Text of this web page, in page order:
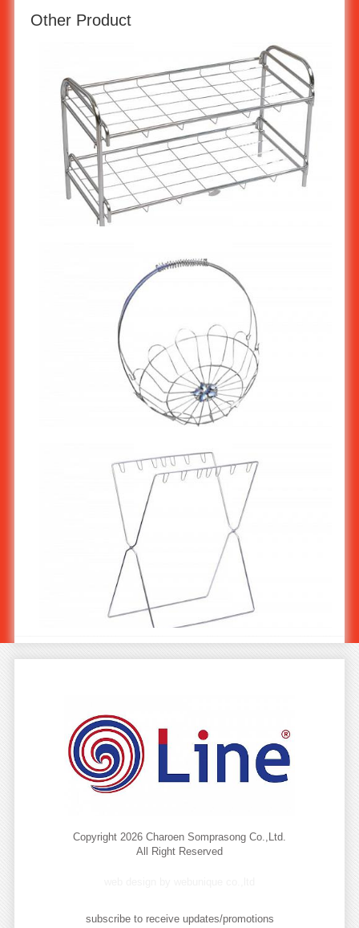
Other Product
ตะกร้าของขวัญสแตนเลส ST-945
Copyright 2026 Charoen Somprasong Co.,Ltd.
All Right Reserved
subscribe to receive updates/promotions